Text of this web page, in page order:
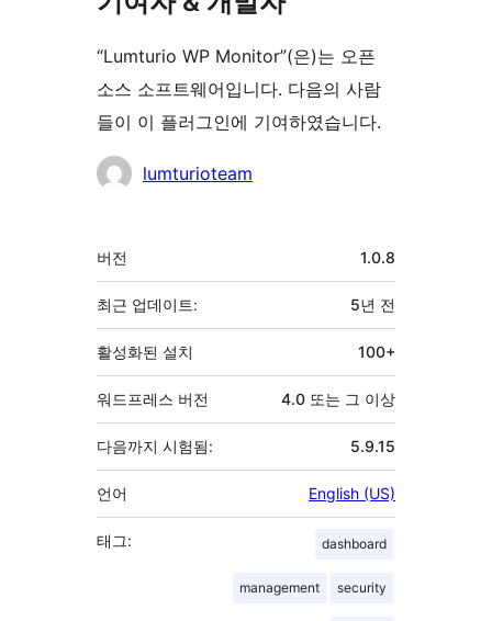
“Lumturio WP Monitor”(은)는 오픈
소스 소프트웨어입니다. 다음의 사람
들이 이 플러그인에 기여하였습니다.
기
lumturioteam
기
초
버전 1.0.8
최근 업데이트: 5년 전
활성화된 설치 100+
워드프레스 버전 4.0 또는 그 이상
다음까지 시험됨: 5.9.15
언어 English (US)
태그: dashboard
management security